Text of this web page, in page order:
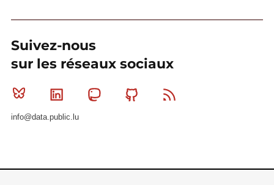
Suivez-nous
sur les réseaux sociaux
Bluesky Linkedin MastodonGithub
info@data.public.lu